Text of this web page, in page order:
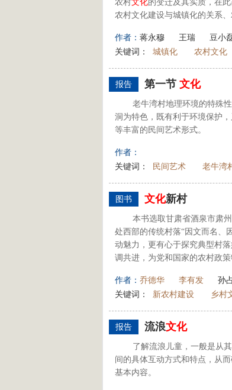
农村文化的变迁及其实质，在
农村文化建设与城镇化的关系
作者： 蒋永穆 王瑞 豆小
关键词：
城镇化 农村文化
报告 第一节 文化
老牛湾村地理环境的特殊
洞为特色，既有利于环境保护
等丰富的民间艺术形式。
作者：
关键词：
民间艺术 老牛湾
图书 文化新村
本书选取甘肃省酒泉市肃
处西部的传统村落“因文而名、
动魅力，更有心于探究典型村
调共进，为党和国家的农村政
作者： 乔德华 李有发 孙
关键词：
新农村建设 乡村
报告 流浪文化
了解流浪儿童，一般是从
间的具体互动方式和特点，从
基本内容。